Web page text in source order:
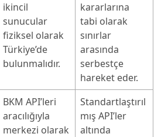
ikincil
sunucular
fiziksel olarak
Türkiye’de
bulunmalıdır.
kararlarına
tabi olarak
sınırlar
arasında
serbestçe
hareket eder.
BKM API’leri
aracılığıyla
merkezi olarak
Standartlaştırıl
mış API’ler
altında